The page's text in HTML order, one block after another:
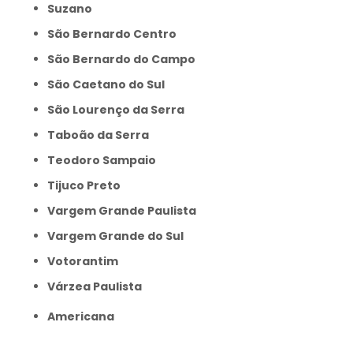
Suzano
São Bernardo Centro
São Bernardo do Campo
São Caetano do Sul
São Lourenço da Serra
Taboão da Serra
Teodoro Sampaio
Tijuco Preto
Vargem Grande Paulista
Vargem Grande do Sul
Votorantim
Várzea Paulista
Americana